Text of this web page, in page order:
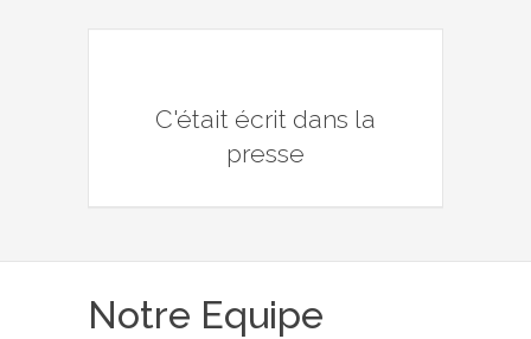
C'était écrit dans la
presse
Notre Equipe